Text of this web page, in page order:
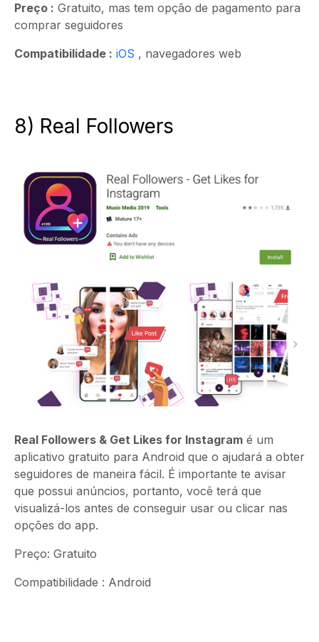
Preço : Gratuito, mas tem opção de pagamento para
comprar seguidores
Compatibilidade : iOS , navegadores web
8) Real Followers
Real Followers & Get Likes for Instagram é um
aplicativo gratuito para Android que o ajudará a obter
seguidores de maneira fácil. É importante te avisar
que possui anúncios, portanto, você terá que
visualizá-los antes de conseguir usar ou clicar nas
opções do app.
Preço: Gratuito
Compatibilidade : Android